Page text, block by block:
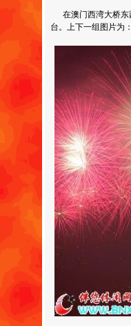
在澳门西湾大桥东
台。上下一组图片为